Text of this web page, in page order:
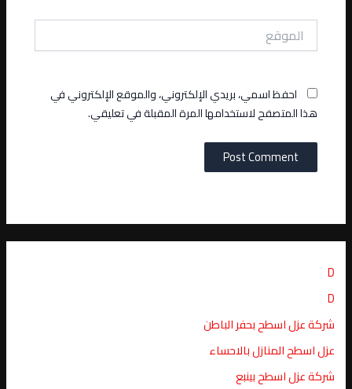
الموقع
احفظ اسمي، بريدي الإلكتروني، والموقع الإلكتروني في
هذا المتصفح لاستخدامها المرة المقبلة في تعليقي.
D
D
شركة عزل اسطح بحفر الباطن
عزل اسطح المنازل بالاحساء
شركة عزل اسطح بينبع